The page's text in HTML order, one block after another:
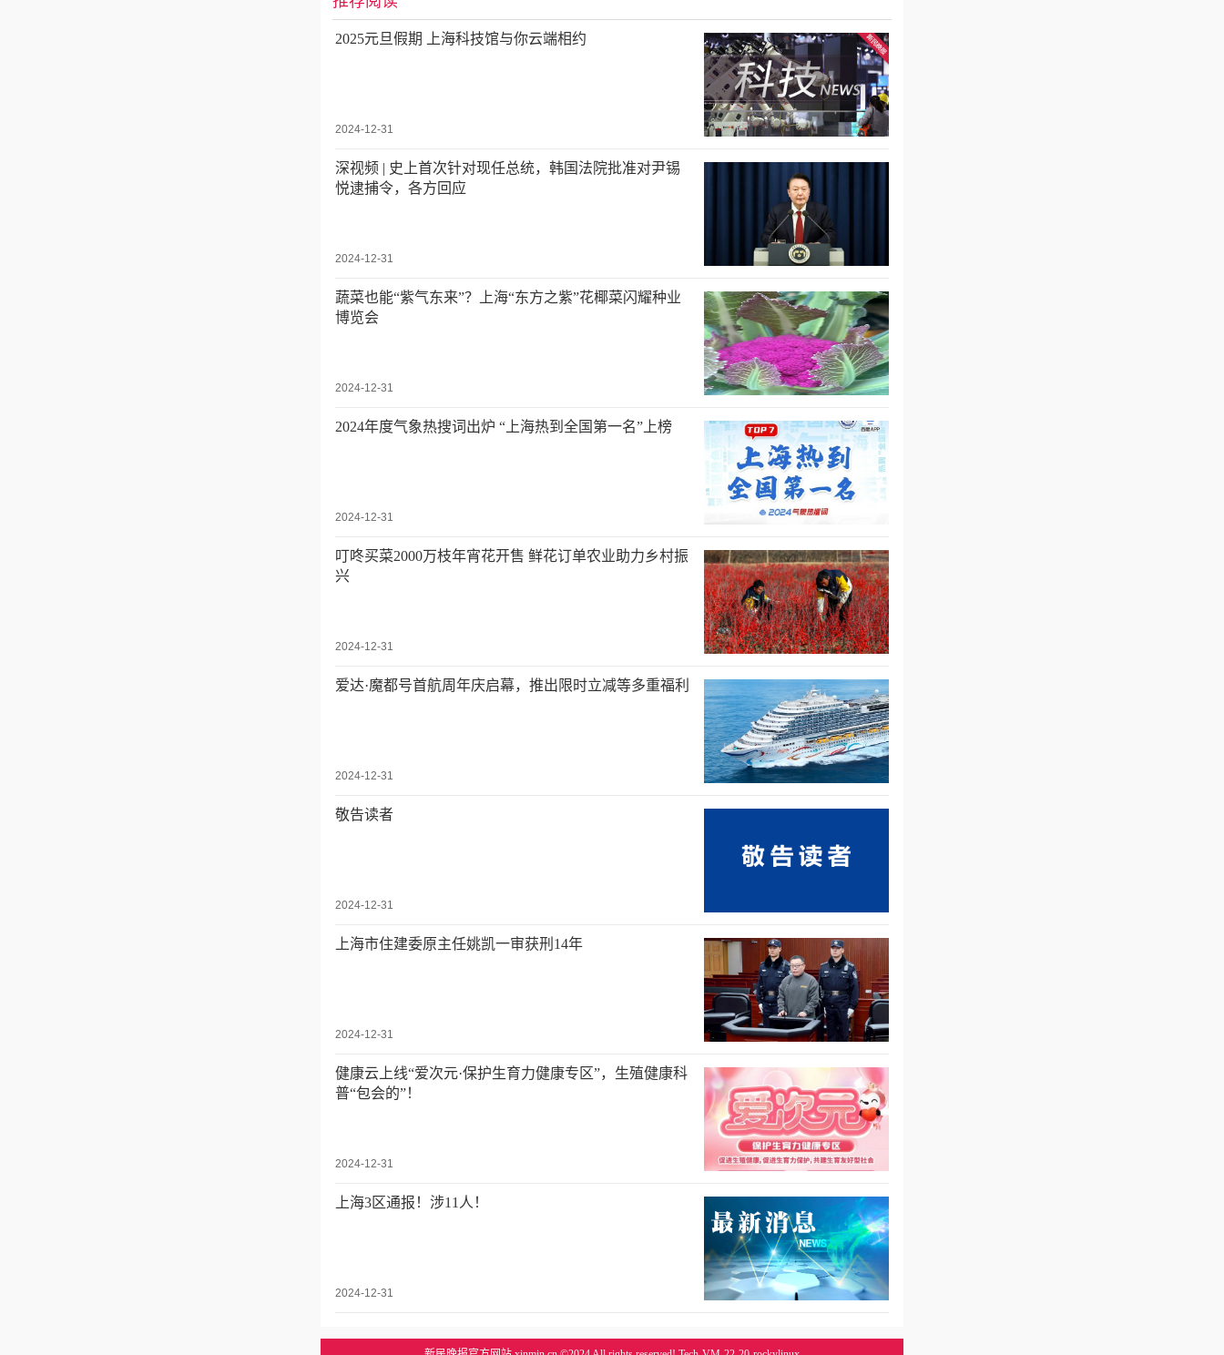
2025元旦假期 上海科技馆与你云端相约
2024-12-31
深视频 | 史上首次针对现任总统，韩国法院批准对尹锡
悦逮捕令，各方回应
2024-12-31
蔬菜也能“紫气东来”？上海“东方之紫”花椰菜闪耀种业
博览会
2024-12-31
2024年度气象热搜词出炉 “上海热到全国第一名”上榜
2024-12-31
叮咚买菜2000万枝年宵花开售 鲜花订单农业助力乡村振
兴
2024-12-31
爱达·魔都号首航周年庆启幕，推出限时立减等多重福利
2024-12-31
敬告读者
2024-12-31
上海市住建委原主任姚凯一审获刑14年
2024-12-31
健康云上线“爱次元·保护生育力健康专区”，生殖健康科
普“包会的”！
2024-12-31
上海3区通报！涉11人！
2024-12-31